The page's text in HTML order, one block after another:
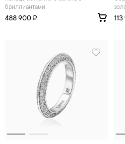
бриллиантами
488 900 ₽